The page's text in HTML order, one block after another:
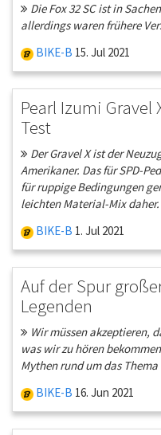
Die Fox 32 SC ist in
allerdings waren frühere
BIKE-B 15. Jul 2021
Pearl Izumi Gravel
Test
Der Gravel X ist der
Amerikaner. Das für SPD-
für ruppige Bedingungen
leichten Material-Mix daher.
BIKE-B 1. Jul 2021
Auf der Spur
Legenden
Wir müssen akzeptieren,
was wir zu hören
Mythen rund um das
BIKE-B 16. Jun 2021